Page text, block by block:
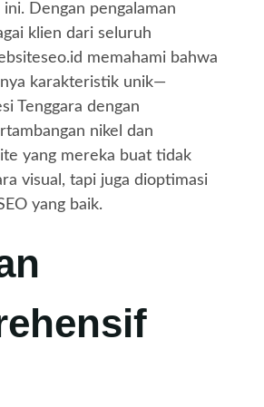
Dengan pengalaman
klien dari seluruh
memahami bahwa
karakteristik unik—
Tenggara dengan
nikel dan
yang mereka buat tidak
visual, tapi juga dioptimasi
yang baik.